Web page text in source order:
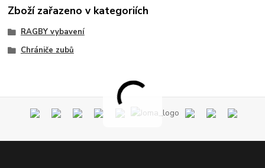
Zboží zařazeno v kategoriích
RAGBY vybavení
Chrániče zubů